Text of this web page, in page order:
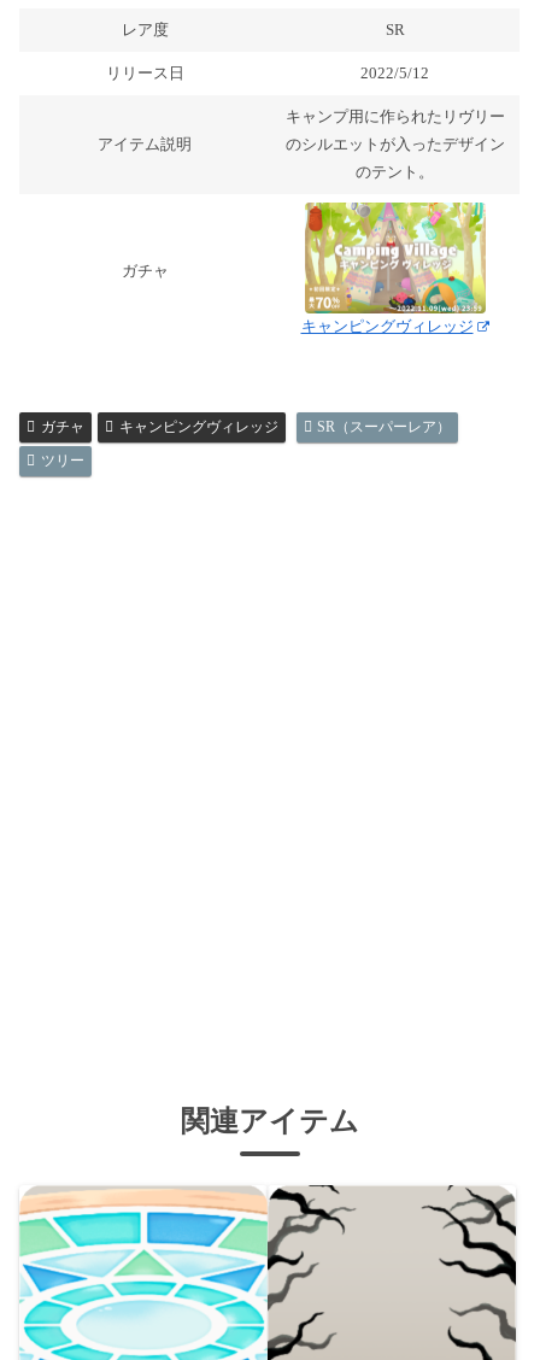
レア度 SR
リリース日 2022/5/12
アイテム説明
キャンプ用に作られたリヴリー
のシルエットが入ったデザイン
のテント。
ガチャ
キャンピングヴィレッジ
ガチャ キャンピングヴィレッジ
SR（スーパーレア）
ツリー
関連アイテム